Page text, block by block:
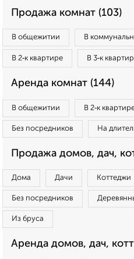
Продажа комнат (103)
В общежитии В
В 2‑к квартире В 3‑к
Аренда комнат (144)
В общежитии В 2‑к
Без посредников На
Продажа домов, дач,
Дома Дачи Коттеджи
Без посредников
Из бруса
Аренда домов, дач,